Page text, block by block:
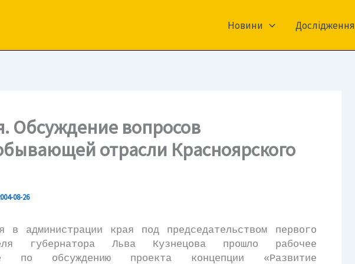
Новини Дослідження
Обсуждение вопросов
отрасли Красноярского
08-26
администрации края под председательством первого
губернатора Льва Кузнецова прошло рабочее
по обсуждению проекта концепции «Развитие